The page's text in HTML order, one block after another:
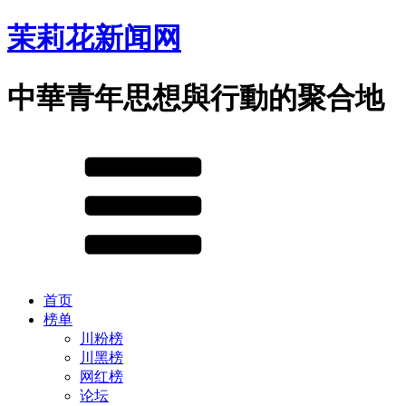
茉莉花新闻网
中華青年思想與行動的聚合地
首页
榜单
川粉榜
川黑榜
网红榜
论坛